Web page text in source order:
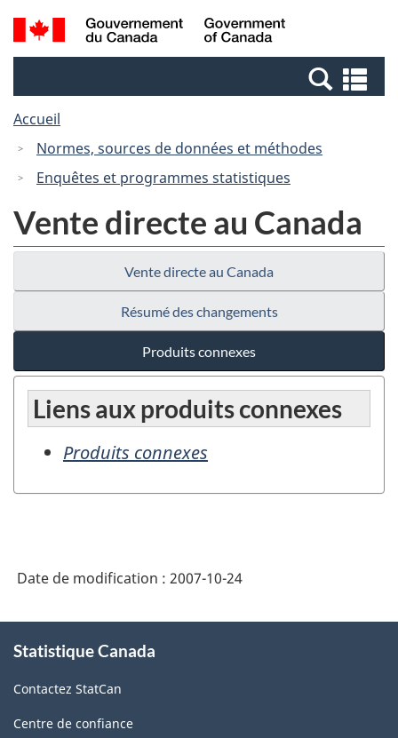
Passer
au
Passer
à
Canada
Recherche
et
et
Accueil
Normes, sources de données et méthodes
Enquêtes et programmes statistiques
Vente directe au Canada
Vente directe au Canada
Résumé des changements
Produits connexes
Liens aux produits connexes
Produits connexes
Date de modification : 2007-10-24
propos
ce
site
Statistique Canada
Contactez StatCan
Centre de confiance